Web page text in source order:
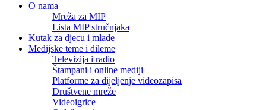
O nama
Mreža za MIP
Lista MIP stručnjaka
Kutak za djecu i mlade
Medijske teme i dileme
Televizija i radio
Štampani i online mediji
Platforme za dijeljenje videozapisa
Društvene mreže
Videoigrice